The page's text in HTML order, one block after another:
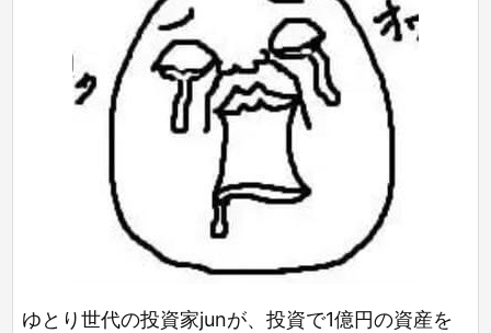
ゆとり世代の投資家junが、投資で1億円の資産を